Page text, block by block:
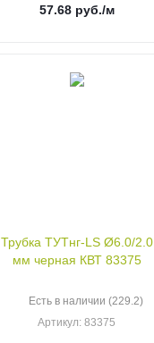
57.68руб./м
Трубка ТУТнг-LS Ø6.0/2.0
мм черная КВТ 83375
Есть в наличии (229.2)
Артикул: 83375